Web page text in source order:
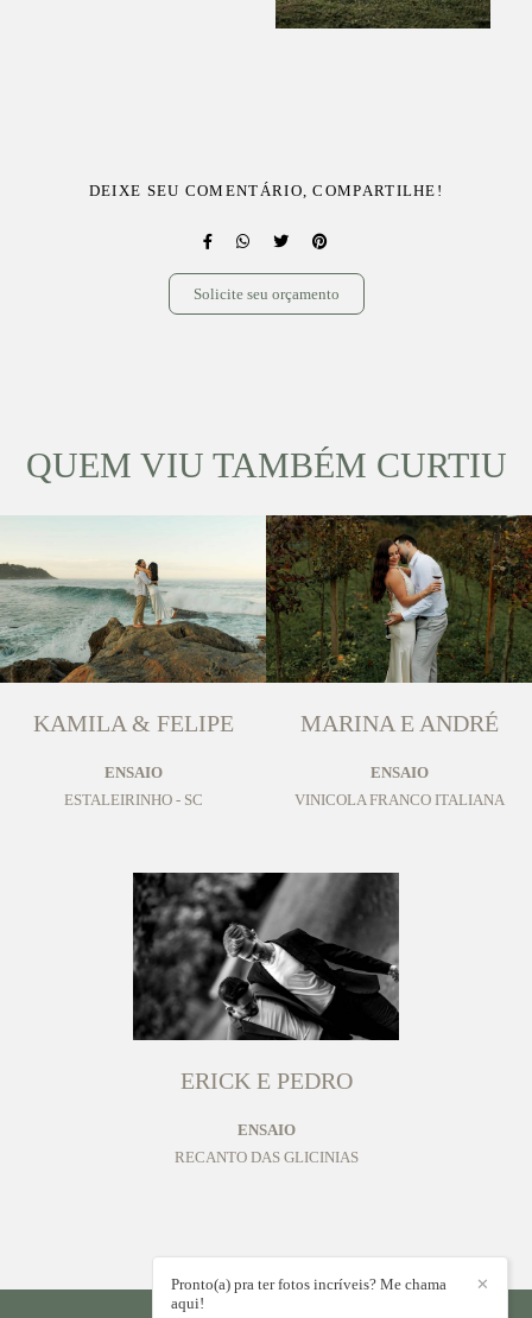
DEIXE SEU COMENTÁRIO, COMPARTILHE!
Solicite seu orçamento
QUEM VIU TAMBÉM CURTIU
KAMILA & FELIPE
ENSAIO
ESTALEIRINHO - SC
MARINA E ANDRÉ
ENSAIO
VINICOLA FRANCO ITALIANA
ERICK E PEDRO
ENSAIO
RECANTO DAS GLICINIAS
✕
Pronto(a) pra ter fotos incríveis? Me chama
aqui!